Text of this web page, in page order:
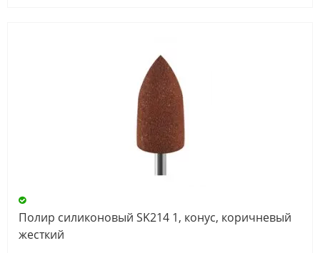
Полир силиконовый SK214 1, конус, коричневый
жесткий